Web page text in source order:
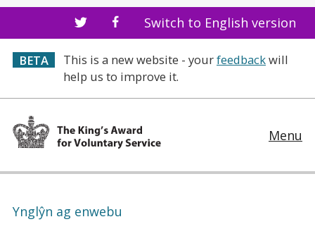
Switch to English version
BETA This is a new website - yourfeedbackwill
help us to improve it.
Menu
Ynglŷn ag enwebu